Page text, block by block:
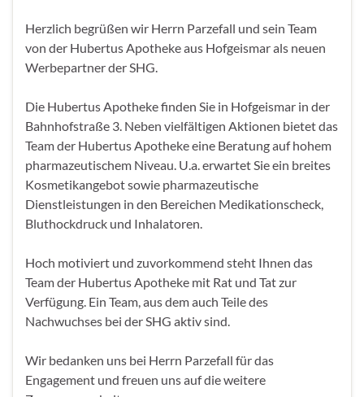
Herzlich begrüßen wir Herrn Parzefall und sein Team
von der Hubertus Apotheke aus Hofgeismar als neuen
Werbepartner der SHG.
Die Hubertus Apotheke finden Sie in Hofgeismar in der
Bahnhofstraße 3. Neben vielfältigen Aktionen bietet das
Team der Hubertus Apotheke eine Beratung auf hohem
pharmazeutischem Niveau. U.a. erwartet Sie ein breites
Kosmetikangebot sowie pharmazeutische
Dienstleistungen in den Bereichen Medikationscheck,
Bluthockdruck und Inhalatoren.
Hoch motiviert und zuvorkommend steht Ihnen das
Team der Hubertus Apotheke mit Rat und Tat zur
Verfügung. Ein Team, aus dem auch Teile des
Nachwuchses bei der SHG aktiv sind.
Wir bedanken uns bei Herrn Parzefall für das
Engagement und freuen uns auf die weitere